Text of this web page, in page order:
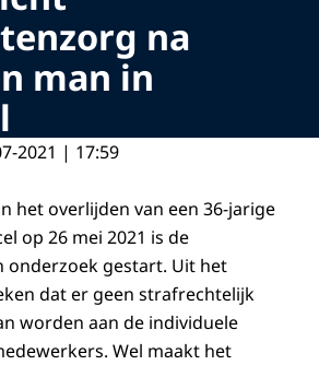
na
man in
2021 | 17:59
het overlijden van een 36-jarige
op 26 mei 2021 is de
onderzoek gestart. Uit het
dat er geen strafrechtelijk
worden aan de individuele
Wel maakt het